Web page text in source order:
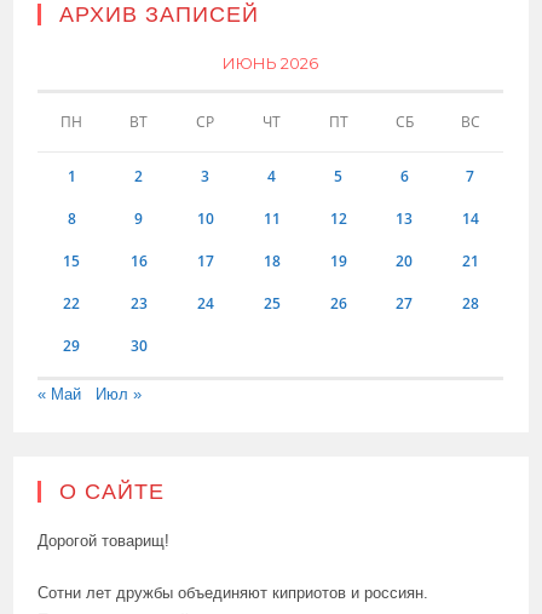
АРХИВ ЗАПИСЕЙ
ИЮНЬ 2026
ПН ВТ СР ЧТ ПТ СБ ВС
1 2 3 4 5 6 7
8 9 10 11 12 13 14
15 16 17 18 19 20 21
22 23 24 25 26 27 28
29 30
« Май Июл »
О САЙТЕ
Дорогой товарищ!
Сотни лет дружбы объединяют киприотов и россиян.